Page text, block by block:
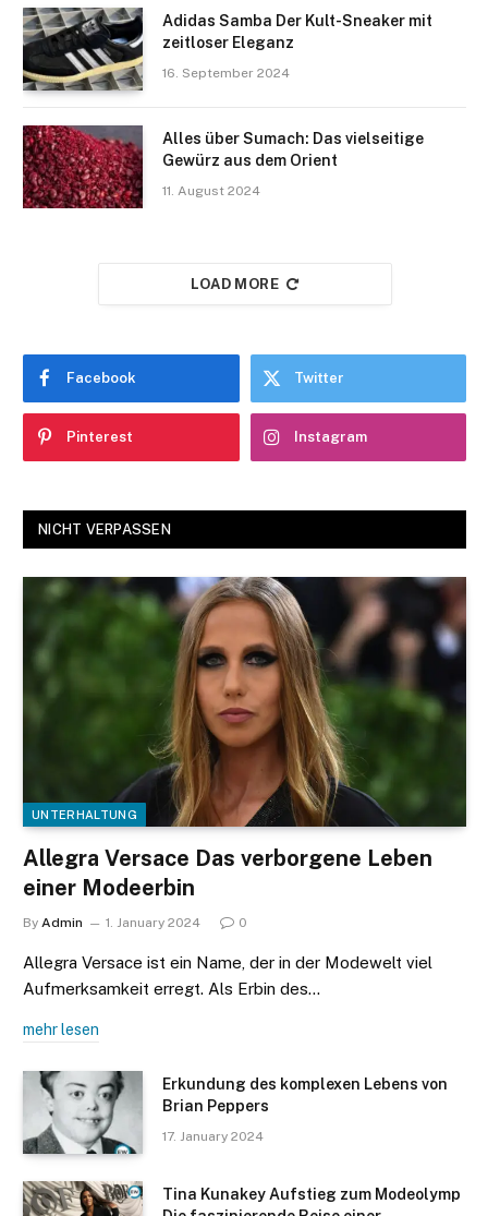
Adidas Samba Der Kult-Sneaker mit
zeitloser Eleganz
16. September 2024
Alles über Sumach: Das vielseitige
Gewürz aus dem Orient
11. August 2024
LOAD MORE
Facebook Twitter
Pinterest Instagram
NICHT VERPASSEN
UNTERHALTUNG
Allegra Versace Das verborgene Leben
einer Modeerbin
By Admin 1. January 2024 0
Allegra Versace ist ein Name, der in der Modewelt viel
Aufmerksamkeit erregt. Als Erbin des…
mehr lesen
Erkundung des komplexen Lebens von
Brian Peppers
17. January 2024
Tina Kunakey Aufstieg zum Modeolymp